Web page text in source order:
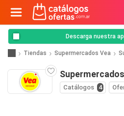
Descarga nuestra
Tiendas Supermercados Vea
Catálogos 4